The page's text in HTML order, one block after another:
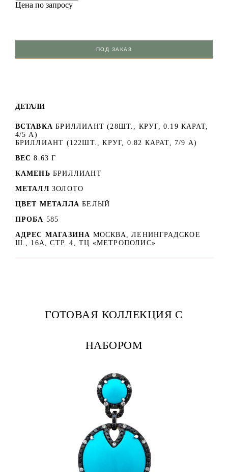
Цена по запросу
ПОД ЗАКАЗ
ДЕТАЛИ
ВСТАВКА БРИЛЛИАНТ (28ШТ., КРУГ, 0.19 КАРАТ,
4/5 A)
БРИЛЛИАНТ (122ШТ., КРУГ, 0.82 КАРАТ, 7/9 А)
ВЕС 8.63 Г
КАМЕНЬ БРИЛЛИАНТ
МЕТАЛЛ ЗОЛОТО
ЦВЕТ МЕТАЛЛА БЕЛЫЙ
ПРОБА 585
АДРЕС МАГАЗИНА МОСКВА, ЛЕНИНГРАДСКОЕ
Ш., 16А, СТР. 4, ТЦ «МЕТРОПОЛИС»
ГОТОВАЯ КОЛЛЕКЦИЯ С
НАБОРОМ